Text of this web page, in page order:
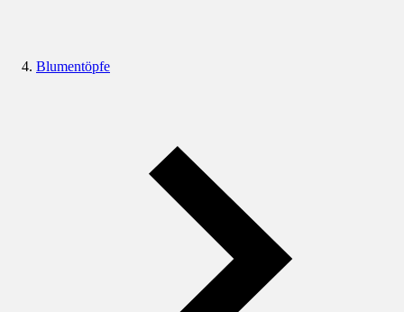
Blumentöpfe